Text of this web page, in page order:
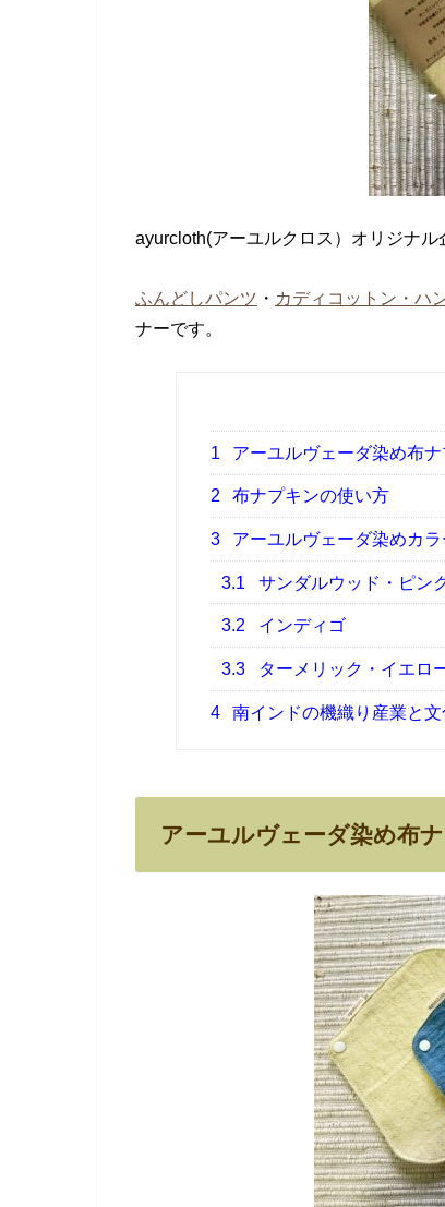
ayurcloth(アーユルクロス）オリジナル
ふんどしパンツ ・ カディコットン・ハ
ナーです。
1 アーユルヴェーダ染め布
2 布ナプキンの使い方
3 アーユルヴェーダ染めカ
3.1 サンダルウッド・ピン
3.2 インディゴ
3.3 ターメリック・イエロ
4 南インドの機織り産業と
アーユルヴェーダ染め布